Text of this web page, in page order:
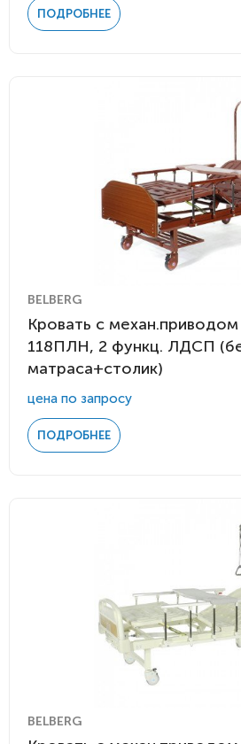
ПОДРОБНЕЕ
BELBERG
Кровать c
118ПЛН, 2 функц. ЛДСП
матраса+столик)
цена по запросу
ПОДРОБНЕЕ
BELBERG